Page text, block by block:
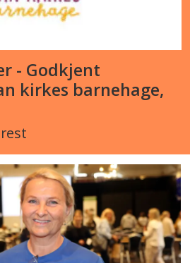
- Godkjent
kirkes barnehage,